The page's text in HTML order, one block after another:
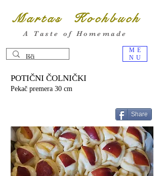
ME
NU
Martas Kochbuch
A Taste of Homemade
POTIČNI ČOLNIČKI
Pekač premera 30 cm
Share